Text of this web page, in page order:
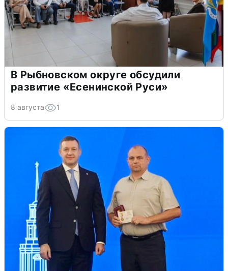
В Рыбновском округе обсудили
развитие «Есенинской Руси»
8 августа 1